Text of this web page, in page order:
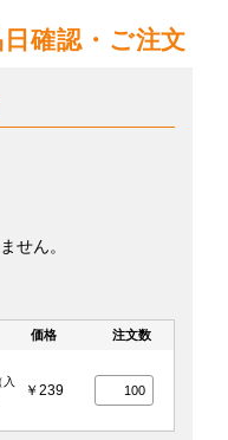
確認・ご注文
せん。
価格 注文数
￥239